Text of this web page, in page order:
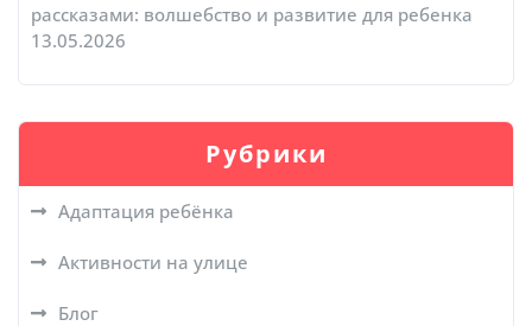
рассказами: волшебство и развитие для ребенка
13.05.2026
Рубрики
Адаптация ребёнка
Активности на улице
Блог